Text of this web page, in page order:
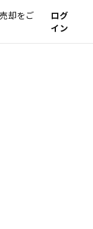
却をご
ログ
イン